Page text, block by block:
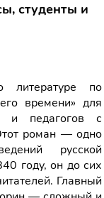
студенты и
литературе по
времени» для
и педагогов с
роман — одно
русской
году, он до сих
Главный